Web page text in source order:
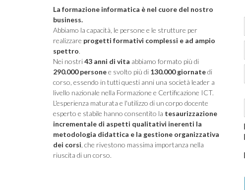
La formazione informatica è nel cuore del nostro
business.
Abbiamo la capacità, le persone e le strutture per
realizzare progetti formativi complessi e ad ampio
spettro.
Nei nostri43 anni di vita abbiamo formato più di
290.000 personee svolto più di 130.000 giornatedi
corso, essendo in tutti questi anni una società leader a
livello nazionale nella Formazione e Certificazione ICT.
L'esperienza maturata e l'utilizzo di un corpo docente
esperto e stabile hanno consentito la tesaurizzazione
incrementale di aspetti qualitativi inerenti la
metodologia didattica e la gestione organizzativa
dei corsi , che rivestono massima importanza nella
riuscita di un corso.